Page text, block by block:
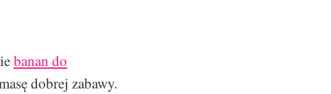
banan do
dobrej zabawy.